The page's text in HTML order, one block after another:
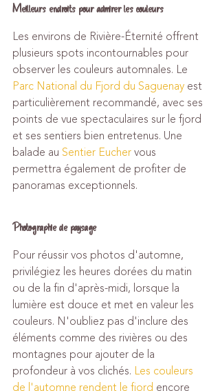
Meilleurs endroits pour admirer les couleurs
Les environs de Rivière-Éternité offrent
plusieurs spots incontournables pour
observer les couleurs automnales. Le
Parc National du Fjord du Saguenay est
particulièrement recommandé, avec ses
points de vue spectaculaires sur le fjord
et ses sentiers bien entretenus. Une
balade au Sentier Eucher vous
permettra également de profiter de
panoramas exceptionnels.
Photographie de paysage
Pour réussir vos photos d'automne,
privilégiez les heures dorées du matin
ou de la fin d'après-midi, lorsque la
lumière est douce et met en valeur les
couleurs. N'oubliez pas d'inclure des
éléments comme des rivières ou des
montagnes pour ajouter de la
profondeur à vos clichés. Les couleurs
de l'automne rendent le fjord encore